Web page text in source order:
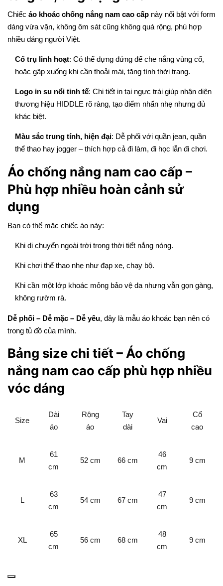
Chiếc áo khoác chống nắng nam cao cấp này nổi bật với form
dáng vừa vặn, không ôm sát cũng không quá rộng, phù hợp
nhiều dáng người Việt.
Cổ trụ linh hoạt: Có thể dựng đứng để che nắng vùng cổ,
hoặc gập xuống khi cần thoải mái, tăng tính thời trang.
Logo in su nổi tinh tế: Chi tiết in tại ngực trái giúp nhận diện
thương hiệu HIDDLE rõ ràng, tạo điểm nhấn nhẹ nhưng đủ
khác biệt.
Màu sắc trung tính, hiện đại: Dễ phối với quần jean, quần
thể thao hay jogger – thích hợp cả đi làm, đi học lẫn đi chơi.
Áo chống nắng nam cao cấp –
Phù hợp nhiều hoàn cảnh sử
dụng
Bạn có thể mặc chiếc áo này:
Khi di chuyển ngoài trời trong thời tiết nắng nóng.
Khi chơi thể thao nhẹ như đạp xe, chạy bộ.
Khi cần một lớp khoác mỏng bảo vệ da nhưng vẫn gọn gàng,
không rườm rà.
Dễ phối – Dễ mặc – Dễ yêu, đây là mẫu áo khoác bạn nên có
trong tủ đồ của mình.
Bảng size chi tiết – Áo chống
nắng nam cao cấp phù hợp nhiều
vóc dáng
Size
Dài
áo
Rộng
áo
Tay
dài
Vai
Cổ
cao
M
61
cm
52 cm 66 cm
46
cm
9 cm
L
63
cm
54 cm 67 cm
47
cm
9 cm
XL
65
cm
56 cm 68 cm
48
cm
9 cm